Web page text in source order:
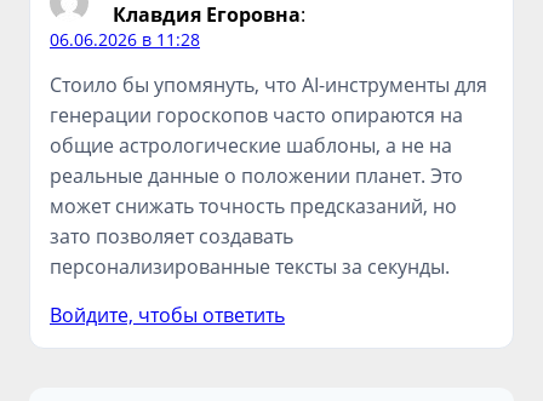
Клавдия Егоровна:
06.06.2026 в 11:28
Стоило бы упомянуть, что AI-инструменты для
генерации гороскопов часто опираются на
общие астрологические шаблоны, а не на
реальные данные о положении планет. Это
может снижать точность предсказаний, но
зато позволяет создавать
персонализированные тексты за секунды.
Войдите, чтобы ответить